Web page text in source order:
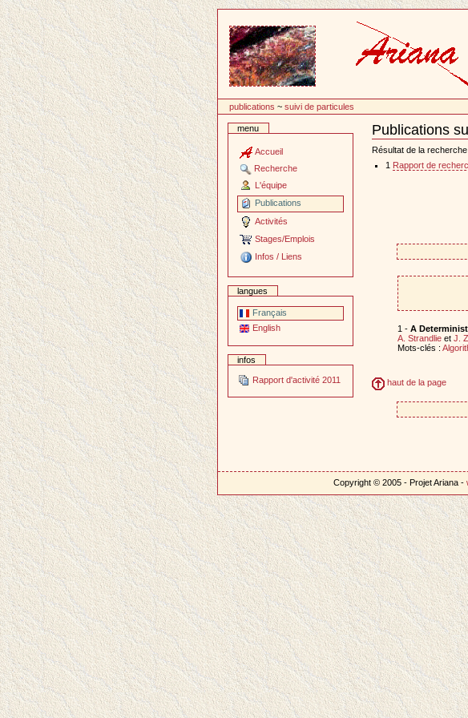
contenu
publications ~suivi de particules
menu
Accueil
Recherche
L'équipe
Publications
Activités
Stages/Emplois
Infos / Liens
langues
Français
English
infos
Rapport d'activité 2011
Publications
Document
Actions
Résultat de la
1
Rapport de
1 - A
A. Strandlieet J.
Mots-clés :
haut de la page
Copyright © 2005 - Projet Ariana -